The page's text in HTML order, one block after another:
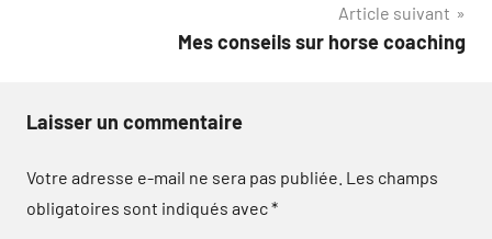
Article suivant
Mes conseils sur horse coaching
Laisser un commentaire
Votre adresse e-mail ne sera pas publiée. Les champs
obligatoires sont indiqués avec*